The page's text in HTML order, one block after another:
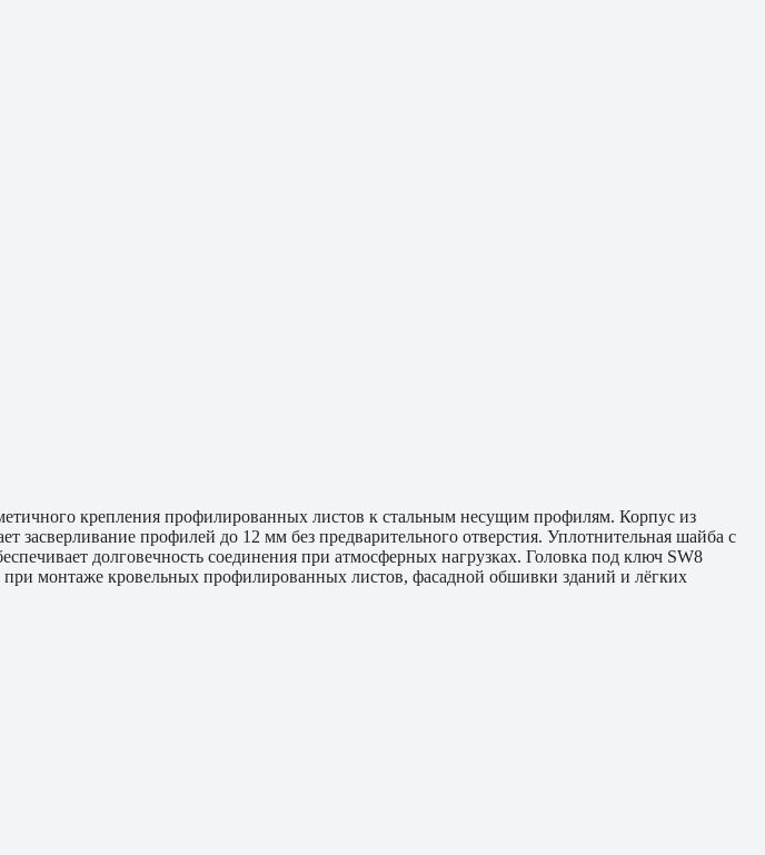
крепления профилированных листов к стальным несущим профилям. Корпус из
профилей до 12 мм без предварительного отверстия. Уплотнительная шайба с
долговечность соединения при атмосферных нагрузках. Головка под ключ SW8
монтаже кровельных профилированных листов, фасадной обшивки зданий и лёгких